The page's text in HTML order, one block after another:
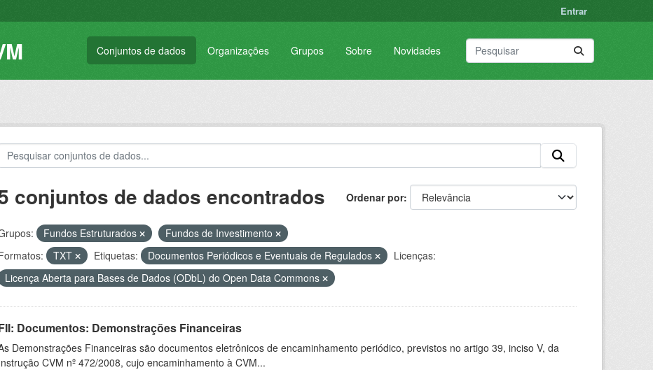
Entrar
Conjuntos de dados Organizações Grupos Sobre Novidades
Ordenar por
conjuntos de dados encontrados
Fundos Estruturados
Fundos de Investimento
TXT Etiquetas: Documentos Periódicos e Eventuais de Regulados
Licenças:
Licença Aberta para Bases de Dados (ODbL) do Open Data Commons
Documentos: Demonstrações Financeiras
Demonstrações Financeiras são documentos eletrônicos de encaminhamento periódico, previstos no artigo 39, inciso V, da
CVM nº 472/2008, cujo encaminhamento à CVM...